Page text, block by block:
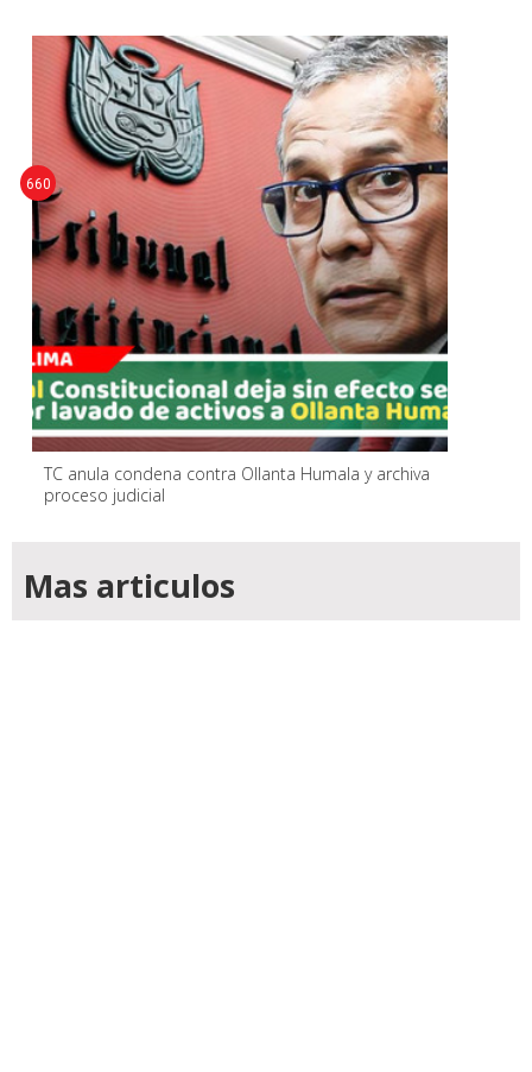
TC anula condena contra Ollanta Humala y archiva
proceso judicial
660
Mas articulos